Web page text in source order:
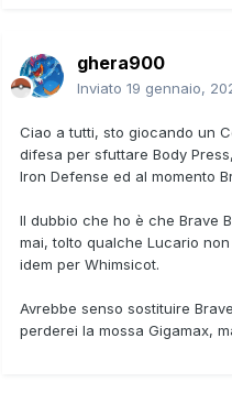
ghera900
Inviato 19 gennaio,
Ciao a tutti, sto giocando un
difesa per sfuttare Body
Iron Defense ed al momento
Il dubbio che ho è che Brave
mai, tolto qualche Lucario
idem per Whimsicot.
Avrebbe senso sostituire
perderei la mossa Gigamax,